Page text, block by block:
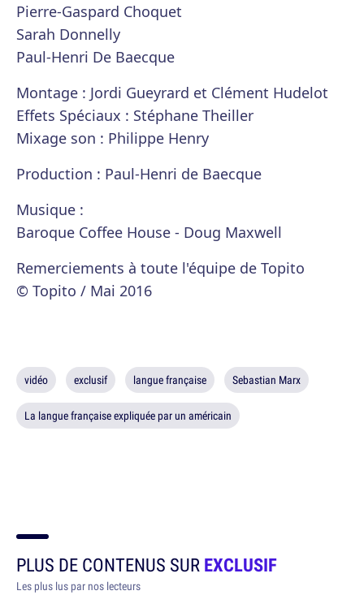
Pierre-Gaspard Choquet
Sarah Donnelly
Paul-Henri De Baecque
Montage : Jordi Gueyrard et Clément Hudelot
Effets Spéciaux : Stéphane Theiller
Mixage son : Philippe Henry
Production : Paul-Henri de Baecque
Musique :
Baroque Coffee House - Doug Maxwell
Remerciements à toute l'équipe de Topito
© Topito / Mai 2016
vidéo exclusif langue française Sebastian Marx
La langue française expliquée par un américain
PLUS DE CONTENUS SUREXCLUSIF
Les plus lus par nos lecteurs